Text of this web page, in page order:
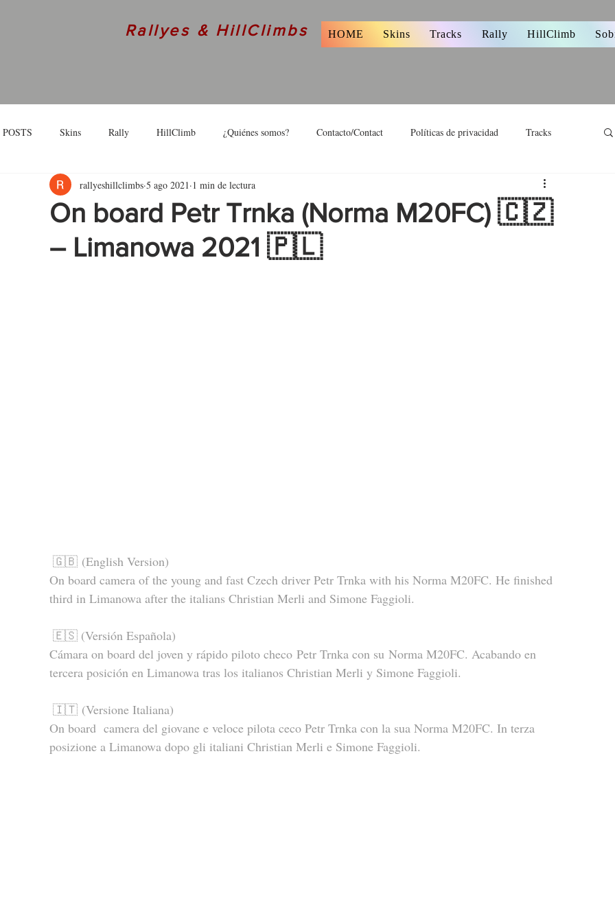
Rallyes & HillClimbs HOME Skins Tracks Rally HillClimb
Skins Rally HillClimb ¿Quiénes somos? Contacto/Contact Políticas de privacidad Tracks
Interview
On board Petr Trnka (Norma M20FC) 🇨🇿
– Limanowa 2021 🇵🇱
rallyeshillclimbs 5 ago 2021 1 min de lectura
🇬🇧 (English Version)
On board camera of the young and fast Czech driver Petr Trnka with his Norma M20FC. He finished
third in Limanowa after the italians Christian Merli and Simone Faggioli.
🇪🇸 (Versión Española)
Cámara on board del joven y rápido piloto checo Petr Trnka con su Norma M20FC. Acabando en
tercera posición en Limanowa tras los italianos Christian Merli y Simone Faggioli.
🇮🇹 (Versione Italiana)
On board  camera del giovane e veloce pilota ceco Petr Trnka con la sua Norma M20FC. In terza
posizione a Limanowa dopo gli italiani Christian Merli e Simone Faggioli.